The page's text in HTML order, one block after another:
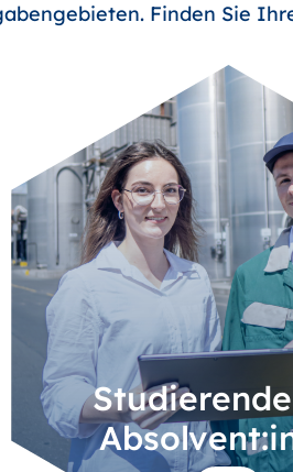
Finden Sie